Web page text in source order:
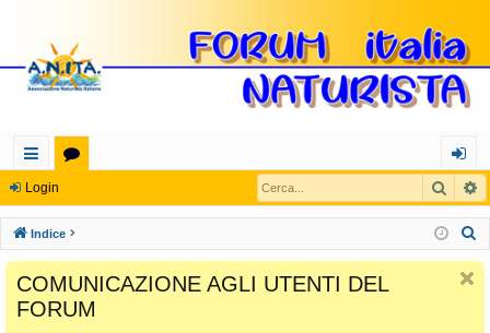
oll
eg
a
m
en
u
m
og
in
Login Cerca
Indice
COMUNICAZIONE AGLI UTENTI DEL
FORUM